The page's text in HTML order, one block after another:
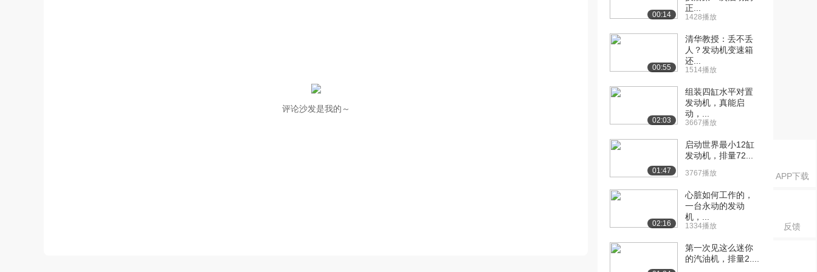
APP下载
反馈
评论沙发是我的～
00:14
正...
1428播放
00:55
清华教授：丢不丢
人？发动机变速箱
还...
1514播放
02:03
组装四缸水平对置
发动机，真能启
动，...
3667播放
01:47
启动世界最小12缸
发动机，排量72...
3767播放
02:16
心脏如何工作的，
一台永动的发动
机，...
1334播放
第一次见这么迷你
的汽油机，排量2....